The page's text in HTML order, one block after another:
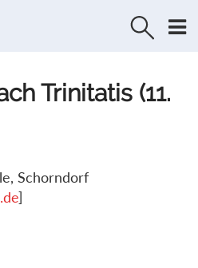
Trinitatis (11.
Schorndorf
]